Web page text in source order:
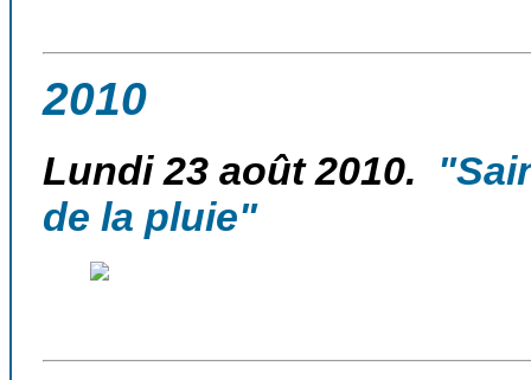
2010
Lundi 23 août 2010.
de la pluie"